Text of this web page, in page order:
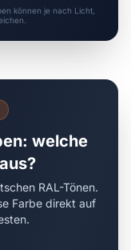
können je nach Licht,
welche
RAL-Tönen.
Farbe direkt auf